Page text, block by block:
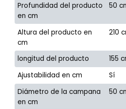
Profundidad del producto
en cm
50
Altura del producto en
cm
210
longitud del producto
155
Ajustabilidad en cm
Sí
Diámetro de la campana
en cm
50